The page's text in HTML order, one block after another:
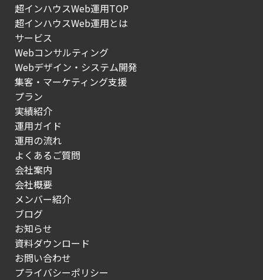
超インハウスWeb運用TOP
超インハウスWeb運用とは
サービス
Webコンサルティング
Webデザイン・システム開発
集客・マーケティング支援
プラン
実績紹介
運用ガイド
運用の流れ
よくあるご質問
会社案内
会社概要
メンバー紹介
ブログ
お知らせ
資料ダウンロード
お問い合わせ
プライバシーポリシー